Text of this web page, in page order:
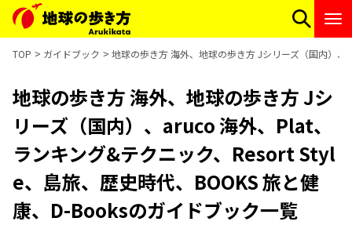
TOP ガイドブック 地球の歩き方 海外、地球の歩き方 Jシリーズ（国内）
地球の歩き方 海外、地球の歩き方 Jシ
リーズ（国内）、aruco 海外、Plat、
ランキング&テクニック、Resort Styl
e、島旅、歴史時代、BOOKS 旅と健
康、D-Booksのガイドブック一覧